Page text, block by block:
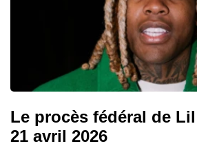
Le procès fédéral de
21 avril 2026